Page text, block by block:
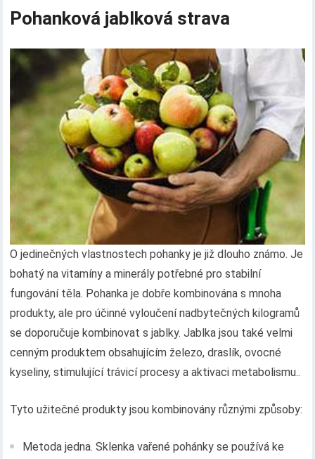
Pohanková jablková strava
O jedinečných vlastnostech pohanky je již dlouho známo. Je
bohatý na vitamíny a minerály potřebné pro stabilní
fungování těla. Pohanka je dobře kombinována s mnoha
produkty, ale pro účinné vyloučení nadbytečných kilogramů
se doporučuje kombinovat s jablky. Jablka jsou také velmi
cenným produktem obsahujícím železo, draslík, ovocné
kyseliny, stimulující trávicí procesy a aktivaci metabolismu..
Tyto užitečné produkty jsou kombinovány různými způsoby:
Metoda jedna. Sklenka vařené pohánky se používá ke